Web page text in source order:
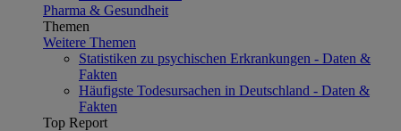
Pharma & Gesundheit
Themen
Weitere Themen
Statistiken zu psychischen Erkrankungen - Daten &
Fakten
Häufigste Todesursachen in Deutschland - Daten &
Fakten
Top Report